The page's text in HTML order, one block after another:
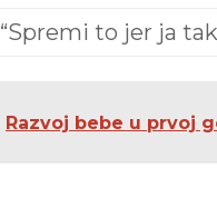
“Spremi to jer ja
Razvoj bebe u prvoj